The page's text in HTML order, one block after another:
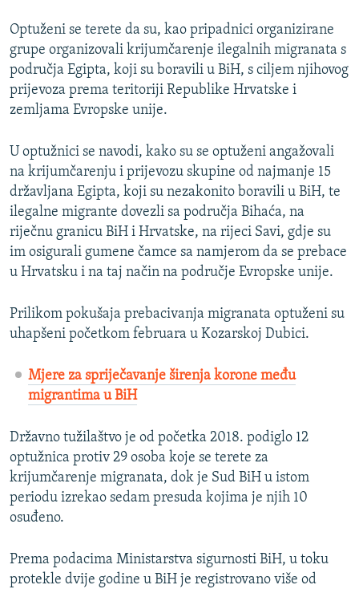
NASTANAK I RASPAD JUGOSLAVIJE
Optuženi se terete da su, kao pripadnici organizirane
grupe organizovali krijumčarenje ilegalnih migranata s
područja Egipta, koji su boravili u BiH, s ciljem njihovog
prijevoza prema teritoriji Republike Hrvatske i
zemljama Evropske unije.
U optužnici se navodi, kako su se optuženi angažovali
na krijumčarenju i prijevozu skupine od najmanje 15
državljana Egipta, koji su nezakonito boravili u BiH, te
ilegalne migrante dovezli sa područja Bihaća, na
riječnu granicu BiH i Hrvatske, na rijeci Savi, gdje su
im osigurali gumene čamce sa namjerom da se prebace
u Hrvatsku i na taj način na područje Evropske unije.
Prilikom pokušaja prebacivanja migranata optuženi su
uhapšeni početkom februara u Kozarskoj Dubici.
Mjere za spriječavanje širenja korone među
migrantima u BiH
Državno tužilaštvo je od početka 2018. podiglo 12
optužnica protiv 29 osoba koje se terete za
krijumčarenje migranata, dok je Sud BiH u istom
periodu izrekao sedam presuda kojima je njih 10
osuđeno.
Prema podacima Ministarstva sigurnosti BiH, u toku
protekle dvije godine u BiH je registrovano više od